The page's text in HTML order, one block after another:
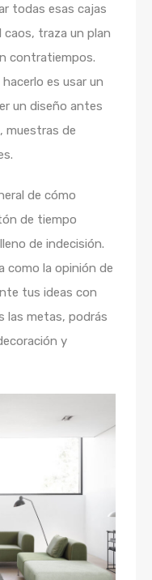
todas esas cajas
traza un plan
contratiempos.
es usar un
un diseño antes
muestras de
de cómo
de tiempo
de indecisión.
como la opinión de
tus ideas con
las metas, podrás
y